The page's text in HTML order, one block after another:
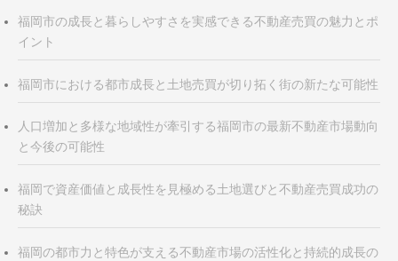
福岡市の成長と暮らしやすさを実感できる不動産売買の魅力とポ
イント
福岡市における都市成長と土地売買が切り拓く街の新たな可能性
人口増加と多様な地域性が牽引する福岡市の最新不動産市場動向
と今後の可能性
福岡で資産価値と成長性を見極める土地選びと不動産売買成功の
秘訣
福岡の都市力と特色が支える不動産市場の活性化と持続的成長の